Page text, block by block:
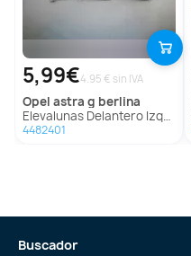
5,99€4.95 € sin IVA
opel astra g berlina
Elevalunas Delantero Izquierdo Para Opel Astra G Berlina
4482401
Buscador